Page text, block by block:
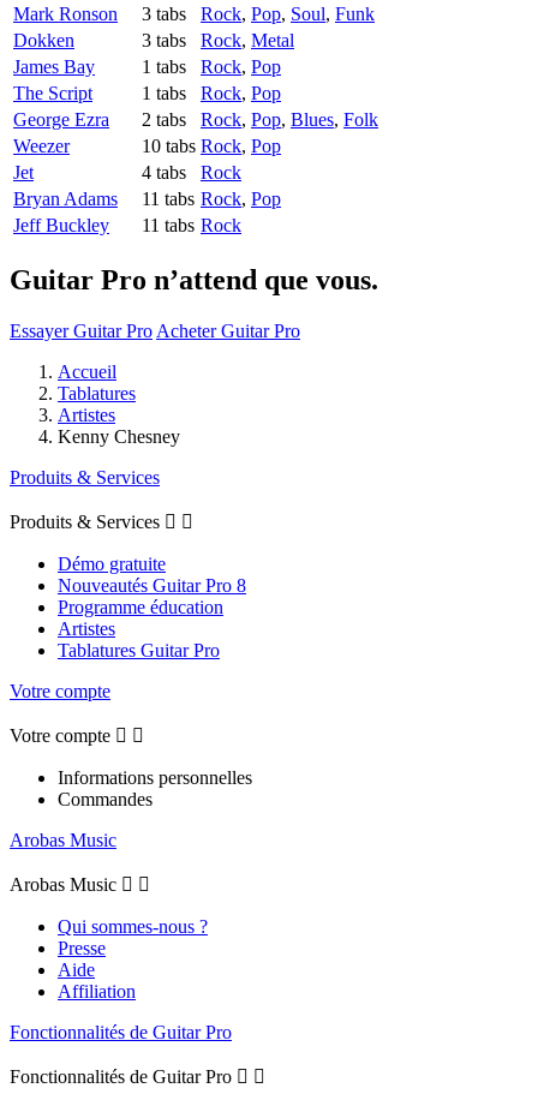
Mark Ronson
3 tabs Rock, Pop, Soul, Funk
Dokken
3 tabs Rock, Metal
James Bay
1 tabs Rock, Pop
The Script
1 tabs Rock, Pop
George Ezra
2 tabs Rock, Pop, Blues, Folk
Weezer
10 tabs Rock, Pop
Jet
4 tabs
Rock
Bryan Adams
11 tabs Rock, Pop
Jeff Buckley
11 tabs Rock
Guitar Pro n’attend que vous.
Essayer Guitar Pro Acheter Guitar Pro
Accueil
Tablatures
Artistes
Kenny Chesney
Produits & Services
Produits & Services  
Démo gratuite
Nouveautés Guitar Pro 8
Programme éducation
Artistes
Tablatures Guitar Pro
Votre compte
Votre compte  
Informations personnelles
Commandes
Arobas Music
Arobas Music  
Qui sommes-nous ?
Presse
Aide
Affiliation
Fonctionnalités de Guitar Pro
Fonctionnalités de Guitar Pro  